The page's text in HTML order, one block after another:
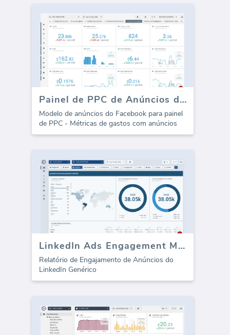
Painel de PPC de Anúncios do Facebook - Gasto com Anúncios
Modelo de anúncios do Facebook para painel
de PPC - Métricas de gastos com anúncios
LinkedIn Ads Engagement Metrics
Relatório de Engajamento de Anúncios do
LinkedIn Genérico